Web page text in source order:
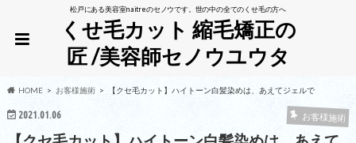
松戸にある美容室naitreのセノウです。世の中の全てのくせ毛の方へ
くせ毛カット 縮毛矯正の
匠 /美容師セノウユウタ
HOME お客様施術 【クセ毛カット】ハイトーン白髪染めは、あえてジェルで
2021.01.06 お客様施術